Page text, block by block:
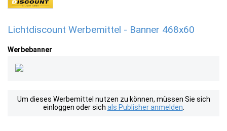
Lichtdiscount Werbemittel - Banner 468x60
Werbebanner
Um dieses Werbemittel nutzen zu können, müssen Sie sich
einloggen oder sich als Publisher anmelden